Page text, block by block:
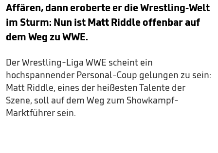
Affären, dann eroberte er die Wrestling-Welt
im Sturm: Nun ist Matt Riddle offenbar auf
dem Weg zu WWE.
Der Wrestling-Liga WWE scheint ein
hochspannender Personal-Coup gelungen zu sein:
Matt Riddle, eines der heißesten Talente der
Szene, soll auf dem Weg zum Showkampf-
Marktführer sein.